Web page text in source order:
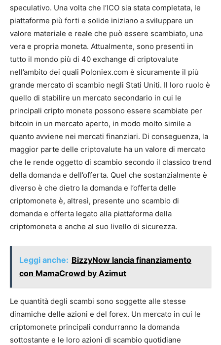
speculativo. Una volta che l’ICO sia stata completata, le
piattaforme più forti e solide iniziano a sviluppare un
valore materiale e reale che può essere scambiato, una
vera e propria moneta. Attualmente, sono presenti in
tutto il mondo più di 40 exchange di criptovalute
nell’ambito dei quali Poloniex.com è sicuramente il più
grande mercato di scambio negli Stati Uniti. Il loro ruolo è
quello di stabilire un mercato secondario in cui le
principali cripto monete possono essere scambiate per
bitcoin in un mercato aperto, in modo molto simile a
quanto avviene nei mercati finanziari. Di conseguenza, la
maggior parte delle criptovalute ha un valore di mercato
che le rende oggetto di scambio secondo il classico trend
della domanda e dell’offerta. Quel che sostanzialmente è
diverso è che dietro la domanda e l’offerta delle
criptomonete è, altresì, presente uno scambio di
domanda e offerta legato alla piattaforma della
criptomoneta e anche al suo livello di sicurezza.
Leggi anche: BizzyNow lancia finanziamento
con MamaCrowd by Azimut
Le quantità degli scambi sono soggette alle stesse
dinamiche delle azioni e del forex. Un mercato in cui le
criptomonete principali condurranno la domanda
sottostante e le loro azioni di scambio quotidiane